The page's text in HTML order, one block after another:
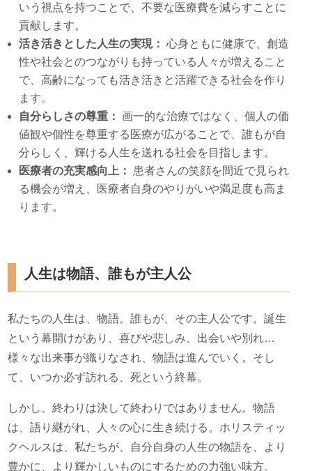
いう視点を持つことで、不要な医療費を減らすことに
貢献します。
活き活きとした人生の実現： 心身ともに健康で、創造
性や社会とのつながりも持っている人々が増えること
で、高齢になっても活き活きと活躍できる社会を作り
ます。
自分らしさの尊重： 画一的な治療ではなく、個人の価
値観や個性を尊重する医療が広がることで、誰もが自
分らしく、輝ける人生を送れる社会を目指します。
医療者の充実感向上：
患者さんの笑顔を間近で見られ
る機会が増え、医療者自身のやりがいや満足度も高ま
ります。
人生は物語、誰もが主人公
私たちの人生は、物語。誰もが、その主人公です。誕生
という幕開けがあり、喜びや悲しみ、出会いや別れ…
様々な出来事が織りなされ、物語は進んでいく。そし
て、いつか必ず訪れる、死という終幕。
しかし、終わりは決して終わりではありません。物語
は、語り継がれ、人々の心に生き続ける。ホリスティッ
クヘルスは、私たちが、自分自身の人生の物語を、より
豊かに、より輝かしいものにするための力強い味方。